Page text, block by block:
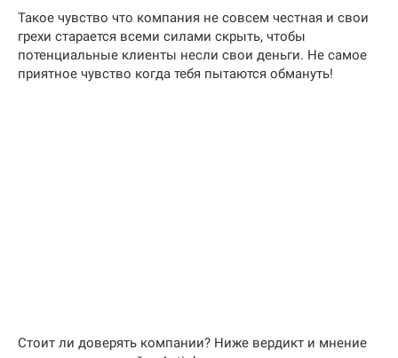
Такое чувство что компания не совсем честная и свои
грехи старается всеми силами скрыть, чтобы
потенциальные клиенты несли свои деньги. Не самое
приятное чувство когда тебя пытаются обмануть!
Стоит ли доверять компании? Ниже вердикт и мнение